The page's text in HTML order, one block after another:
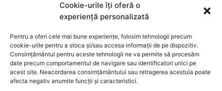
Cookie-urile îți oferă o
experiență personalizată
Pentru a oferi cele mai bune experiențe, folosim tehnologii precum
cookie-urile pentru a stoca și/sau accesa informații de pe dispozitiv.
Consimțământul pentru aceste tehnologii ne va permite să procesăm
date precum comportamentul de navigare sau identificatori unici pe
acest site. Neacordarea consimțământului sau retragerea acestuia poate
afecta negativ anumite funcții și caracteristici.
Mi a blokklánc (technológia)?